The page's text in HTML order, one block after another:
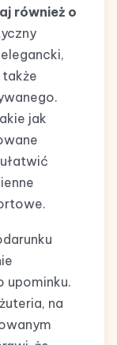
również o
także
jak
upominku.
na